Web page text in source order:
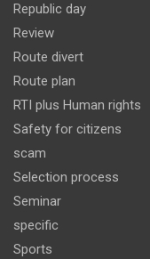
Republic day
Review
Route divert
Route plan
RTI plus Human rights
Safety for citizens
scam
Selection process
Seminar
specific
Sports